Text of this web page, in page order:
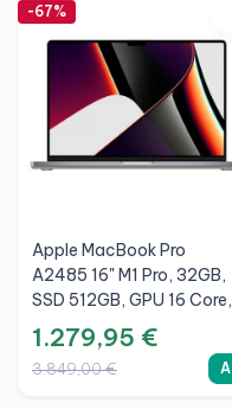
-67%
Apple MacBook Pro
A2485 16" M1 Pro, 32GB,
SSD 512GB, GPU 16 Core,
2021, Grigio Siderale, A
080526
1.279,95 €
3.849,00 € A